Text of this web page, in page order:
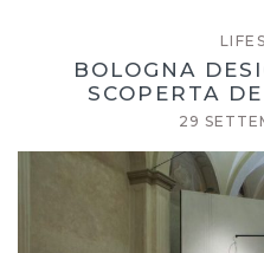
BOLOGNA
SCOPERTA
29